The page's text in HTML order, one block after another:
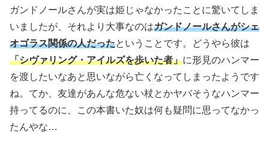
ガンドノールさんが実は姫じゃなかったことに驚いてしま
いましたが、それより大事なのはガンドノールさんがシェ
オゴラス関係の人だったということです。どうやら彼は
「シヴァリング・アイルズを歩いた者」に形見のハンマー
を渡したいなあと思いながら亡くなってしまったようです
ね。てか、友達があんな危ない杖とかヤバそうなハンマー
持ってるのに、この本書いた奴は何も疑問に思ってなかっ
たんやな…